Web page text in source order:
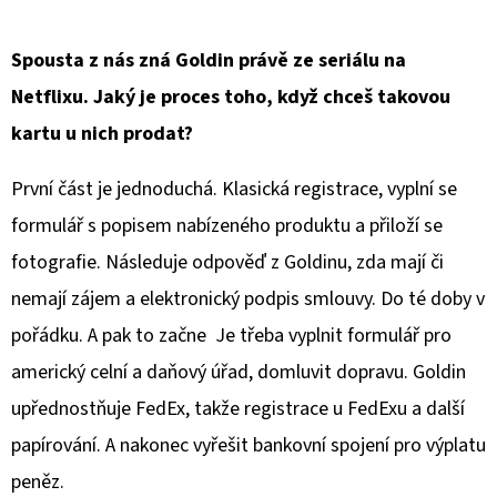
Spousta z nás zná Goldin právě ze seriálu na
Netflixu. Jaký je proces toho, když chceš takovou
kartu u nich prodat?
První část je jednoduchá. Klasická registrace, vyplní se
formulář s popisem nabízeného produktu a přiloží se
fotografie. Následuje odpověď z Goldinu, zda mají či
nemají zájem a elektronický podpis smlouvy. Do té doby v
pořádku. A pak to začne Je třeba vyplnit formulář pro
americký celní a daňový úřad, domluvit dopravu. Goldin
upřednostňuje FedEx, takže registrace u FedExu a další
papírování. A nakonec vyřešit bankovní spojení pro výplatu
peněz.